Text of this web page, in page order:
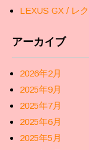
LEXUS GX / レ
アーカイブ
2026年2月
2025年9月
2025年7月
2025年6月
2025年5月